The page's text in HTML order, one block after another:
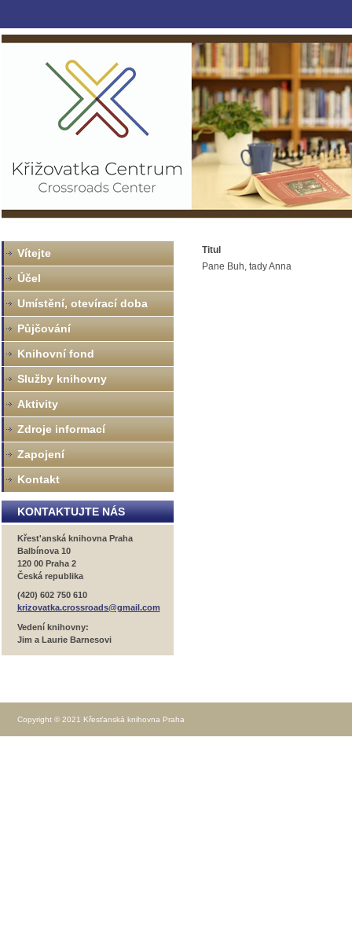
Titul
Pane Buh, tady Anna
Vítejte
Účel
Umístění, otevírací doba
Půjčování
Knihovní fond
Služby knihovny
Aktivity
Zdroje informací
Zapojení
Kontakt
KONTAKTUJTE NÁS
Křest'anská knihovna Praha
Balbínova 10
120 00 Praha 2
Česká republika
(420) 602 750 610
krizovatka.crossroads@gmail.com
Vedení knihovny:
Jim a Laurie Barnesovi
Copyright © 2021 Křesťanská knihovna Praha